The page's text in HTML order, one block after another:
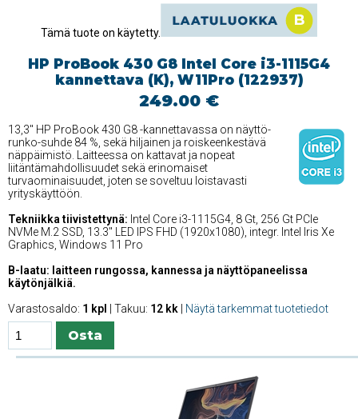
Tämä tuote on käytetty.
HP ProBook 430 G8 Intel Core i3-1115G4
kannettava (K), W11Pro (122937)
249.00 €
13,3'' HP ProBook 430 G8 -kannettavassa on näyttö-
runko-suhde 84 %, sekä hiljainen ja roiskeenkestävä
näppäimistö. Laitteessa on kattavat ja nopeat
liitäntämahdollisuudet sekä erinomaiset
turvaominaisuudet, joten se soveltuu loistavasti
yrityskäyttöön.
Tekniikka tiivistettynä: Intel Core i3-1115G4, 8 Gt, 256 Gt PCIe
NVMe M.2 SSD, 13.3'' LED IPS FHD (1920x1080), integr. Intel Iris Xe
Graphics, Windows 11 Pro
B-laatu: laitteen rungossa, kannessa ja näyttöpaneelissa
käytönjälkiä.
Varastosaldo: 1 kpl | Takuu: 12 kk Näytä tarkemmat tuotetiedot